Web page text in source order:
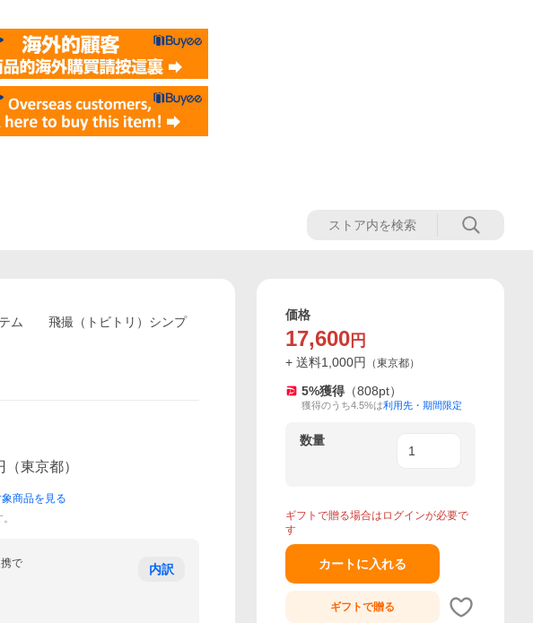
テム 飛撮（トビトリ）シンプ
（東京都）
商品を見る
で 内訳
価格
17,600 円
+ 送料1,000円 （東京都）
5%獲得 （808pt）
獲得のうち4.5%は利用先・期間限定
数量
ギフトで贈る場合はログインが必要で
す
カートに入れる
ギフトで贈る